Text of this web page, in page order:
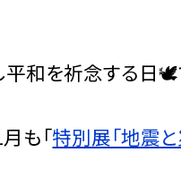
和を祈念する日🕊️
も「特別展「地震